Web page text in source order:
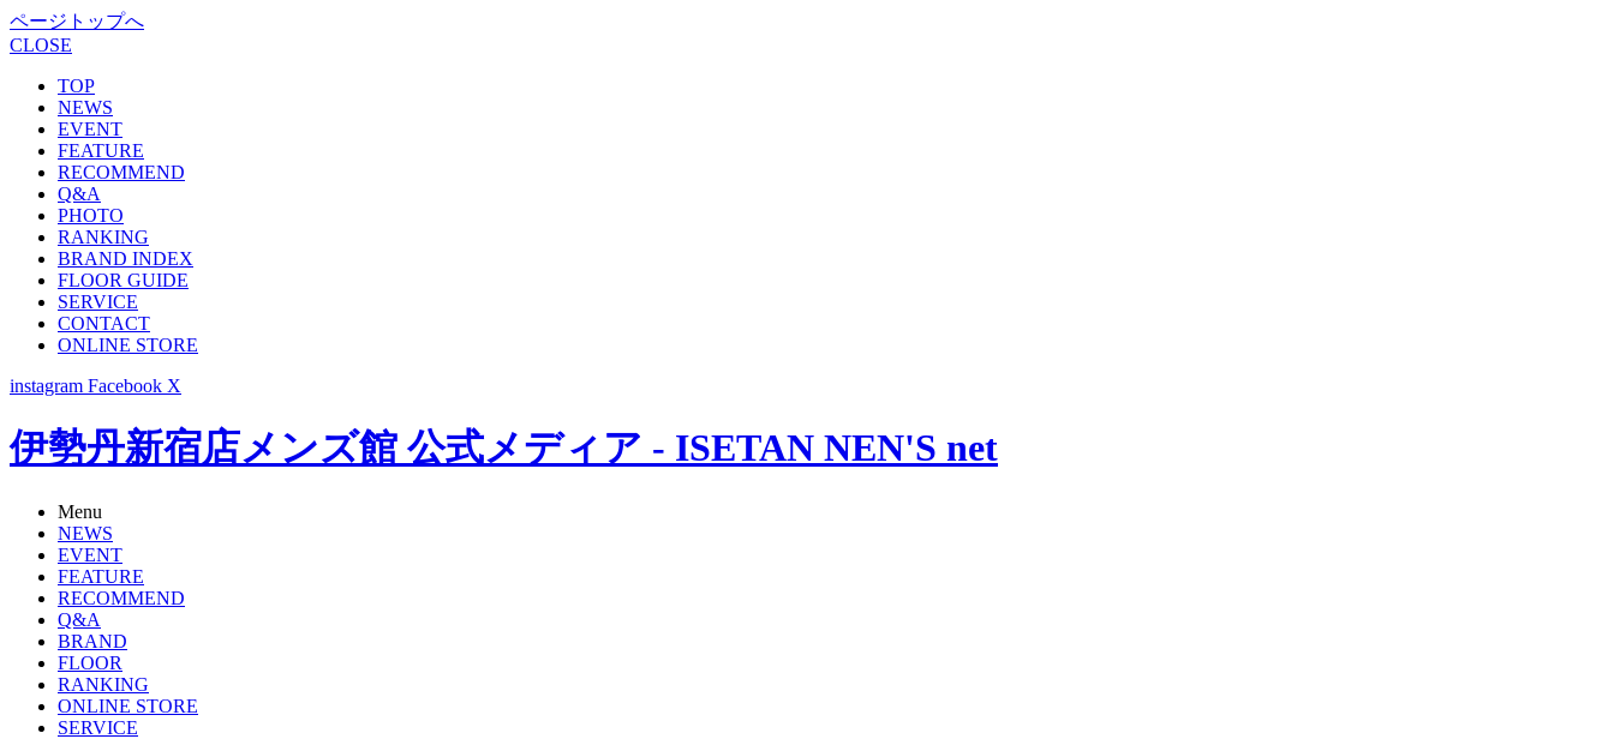
ページトップへ
CLOSE
TOP
NEWS
EVENT
FEATURE
RECOMMEND
Q&A
PHOTO
RANKING
BRAND INDEX
FLOOR GUIDE
SERVICE
CONTACT
ONLINE STORE
instagram Facebook X
伊勢丹新宿店メンズ館 公式メディア - ISETAN NEN'S net
Menu
NEWS
EVENT
FEATURE
RECOMMEND
Q&A
BRAND
FLOOR
RANKING
ONLINE STORE
SERVICE